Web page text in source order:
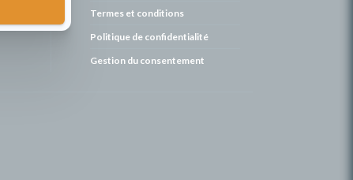
Termes et conditions
Politique de confidentialité
Gestion du consentement